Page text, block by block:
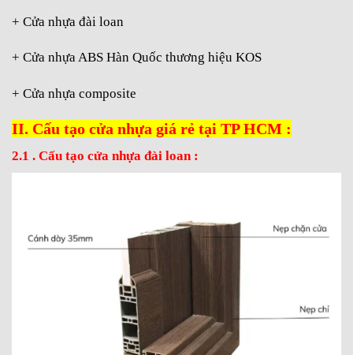
+ Cửa nhựa đài loan
+ Cửa nhựa ABS Hàn Quốc thương hiệu KOS
+ Cửa nhựa composite
II. Cấu tạo cửa nhựa giá rẻ tại TP HCM :
2.1 . Cấu tạo cửa nhựa đài loan :